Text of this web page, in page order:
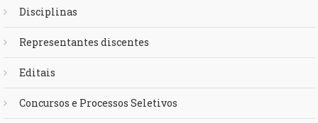
Disciplinas
Representantes discentes
Editais
Concursos e Processos Seletivos